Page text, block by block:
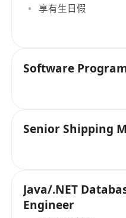
享有生日假
Software
Senior Shipping
Java/.NET
Engineer